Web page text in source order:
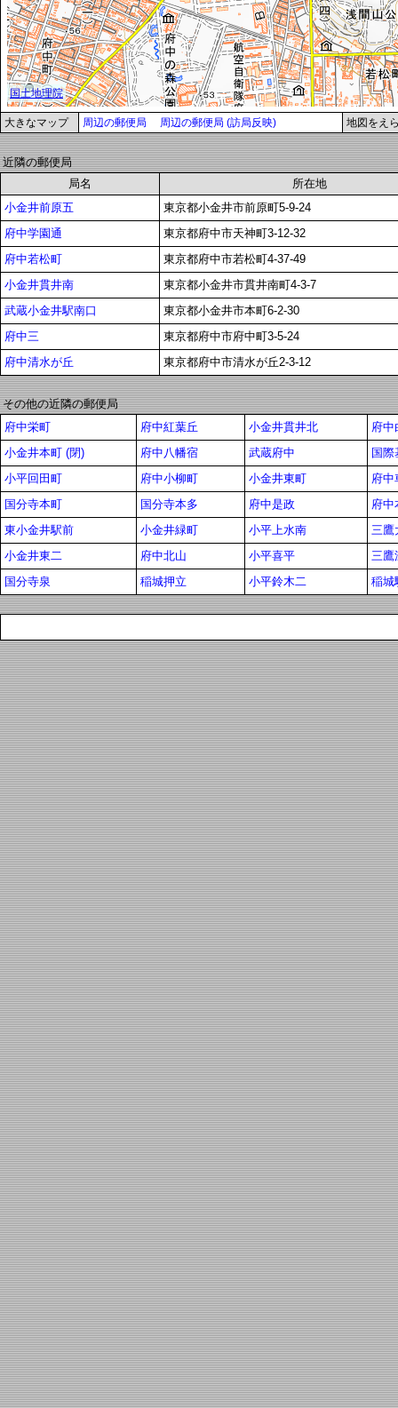
大きなマップ 周辺の郵便局 周辺の郵便局 (訪局反映) 地図をえ
近隣の郵便局
局名
所在地
小金井前原五
東京都小金井市前原町5-9-24
府中学園通
東京都府中市天神町3-12-32
府中若松町
東京都府中市若松町4-37-49
小金井貫井南
東京都小金井市貫井南町4-3-7
武蔵小金井駅南口
東京都小金井市本町6-2-30
府中三
東京都府中市府中町3-5-24
府中清水が丘
東京都府中市清水が丘2-3-12
その他の近隣の郵便局
府中栄町
府中紅葉丘 小金井貫井北
府中
小金井本町 (閉)
府中八幡宿 武蔵府中
国
小平回田町
府中小柳町 小金井東町
府中
国分寺本町
国分寺本多 府中是政
府中
東小金井駅前
小金井緑町 小平上水南
三鷹
小金井東二
府中北山 小平喜平
三鷹
国分寺泉
稲城押立 小平鈴木二 稲城